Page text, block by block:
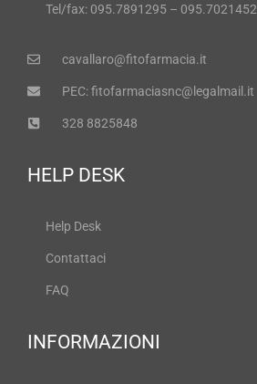
Tel/fax: 095.7891295 – 095.7021452
cavallaro@fitofarmacia.it
PEC: fitofarmaciasnc@legalmail.it
328 8825848
HELP DESK
Help Desk
Contattaci
FAQ
INFORMAZIONI